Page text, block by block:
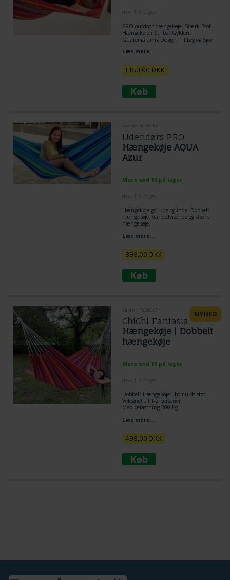
PRO outdoor hængekøje. Stærk Stof
Hængekøje i Stribet Gyldent
Guatemalamix Design. Til Leg og Sjov
Læs mere...
1.150,00 DKK
Varenr. Fp593.62
Udendørs PRO
Hængekøje AQUA
Azur
Mere end 10 på lager
Hængekøje go´ ude og inde. Dobbelt
hængekøje. Vandafvisende og stærk
hængekøje.
Læs mere...
895,00 DKK
Varenr. Fs542.67r
ChiChi Fantasia
Hængekøje | Dobbelt
hængekøje
Mere end 10 på lager
Dobbelt Hængekøje i bomulds stof.
Velegnet til 1-2 personer.
Max belastning 200 kg.
Læs mere...
495,00 DKK